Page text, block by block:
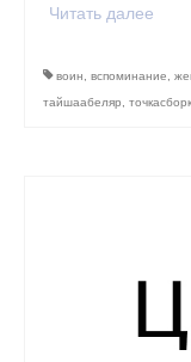
Читать далее
воин вспоминание
тайшаабеляр